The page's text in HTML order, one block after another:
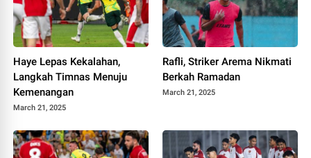
Haye Lepas Kekalahan,
Langkah Timnas Menuju
Kemenangan
March 21, 2025
Rafli, Striker Arema Nikmati
Berkah Ramadan
March 21, 2025